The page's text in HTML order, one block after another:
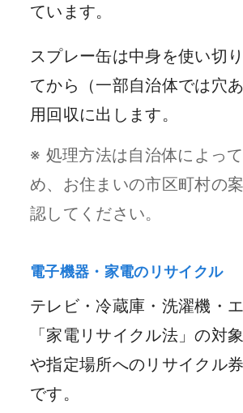
ています。
スプレー缶は中身を使い切
てから（一部自治体では穴
用回収に出します。
※ 処理方法は自治体によっ
め、お住まいの市区町村の
認してください。
電子機器・家電のリサイクル
テレビ・冷蔵庫・洗濯機・
「家電リサイクル法」の対
や指定場所へのリサイクル
です。